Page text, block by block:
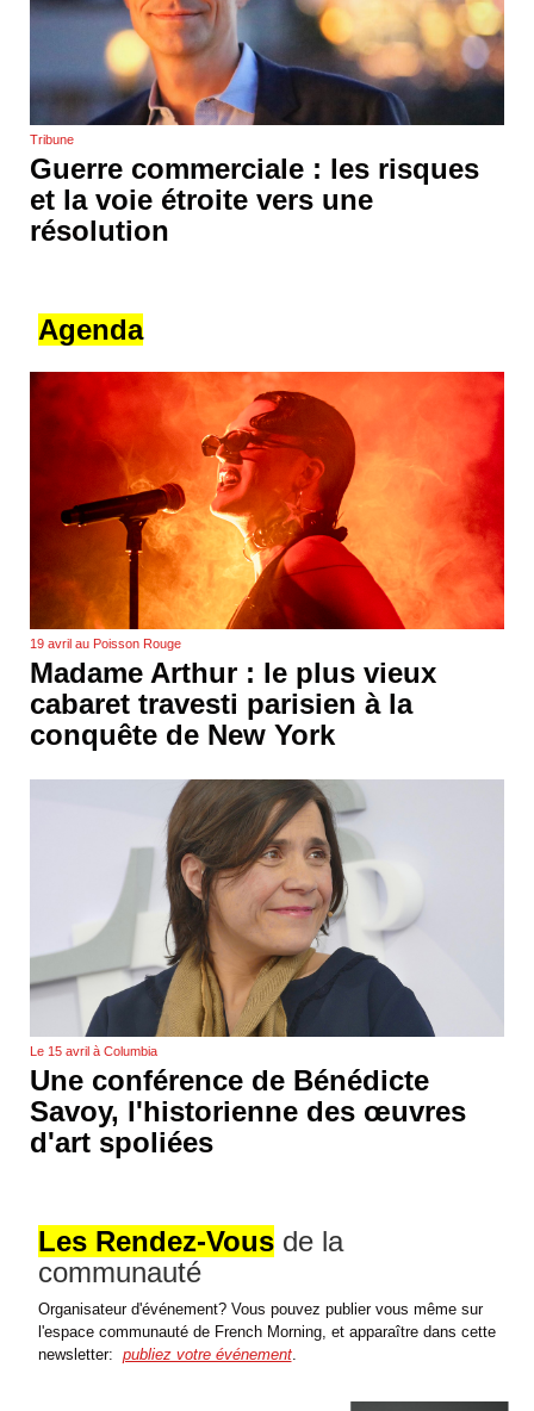
Tribune
Guerre commerciale : les risques
et la voie étroite vers une
résolution
Agenda
19 avril au Poisson Rouge
Madame Arthur : le plus vieux
cabaret travesti parisien à la
conquête de New York
Le 15 avril à Columbia
Une conférence de Bénédicte
Savoy, l'historienne des œuvres
d'art spoliées
Les Rendez-Vousde la
communauté
Organisateur d'événement? Vous pouvez publier vous même sur
l'espace communauté de French Morning, et apparaître dans cette
newsletter: publiez votre événement.